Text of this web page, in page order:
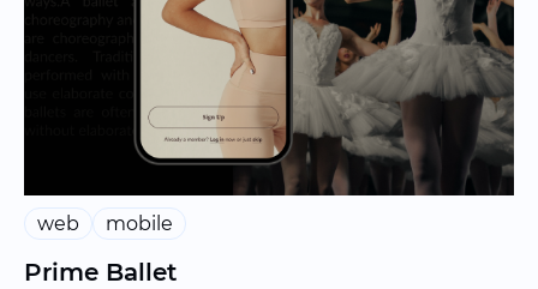
web mobile
Prime Ballet